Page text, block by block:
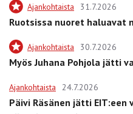
Ajankohtaista 31.7.2026
Ruotsissa nuoret haluavat
Ajankohtaista 30.7.2026
Myös Juhana Pohjola jätti
Ajankohtaista 24.7.2026
Päivi Räsänen jätti